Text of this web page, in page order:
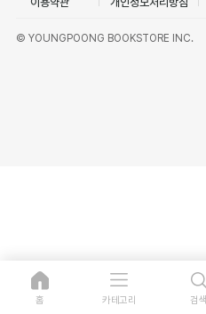
© YOUNGPOONG BOOKSTORE INC.
홈 카테고리 검색